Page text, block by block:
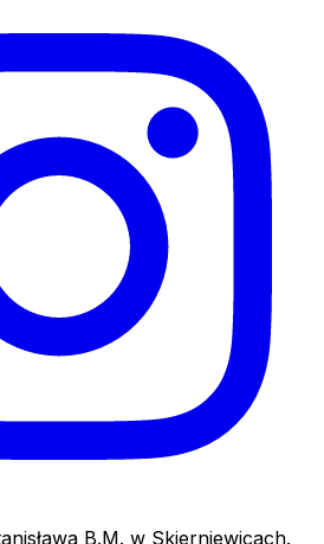
B.M. w Skierniewicach.